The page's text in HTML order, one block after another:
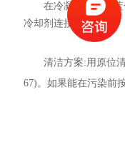
在冷凝图中，浅
冷却剂连接的位置。
清洁方案:用原位
67)。如果能在污染前